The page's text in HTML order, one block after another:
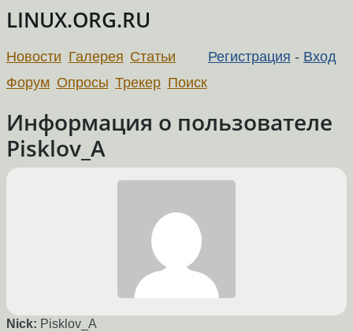
LINUX.ORG.RU
Регистрация - Вход
Новости Галерея Статьи
Форум Опросы Трекер Поиск
Информация о пользователе
Pisklov_A
Nick: Pisklov_A